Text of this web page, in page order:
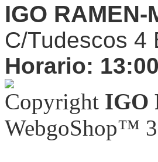
IGO RAMEN-
C/Tudescos 4
Horario:
Copyright IGO
WebgoShop™